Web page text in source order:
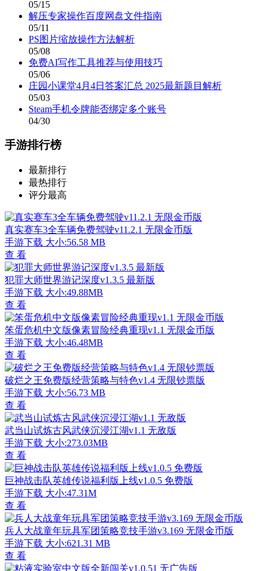
05/15
解压专家操作百度网盘文件指南
05/11
PS图片缩放操作方法解析
05/08
免费AI写作工具推荐与使用技巧
05/06
庄园小课堂4月4日答案汇总 2025最新题目解析
05/03
Steam手机令牌能否绑定多个账号
04/30
手游排行榜
最新排行
最热排行
评分最高
真实赛车3全车辆免费驾驶v11.2.1 无限金币版
手游下载 大小:56.58 MB
查 看
犯罪大师世界游记深度v1.3.5 最新版
手游下载 大小:49.88MB
查 看
笨蛋危机中文版像素冒险经典重现v1.1 无限金币版
手游下载 大小:46.48MB
查 看
破烂之王免费版经营策略与特色v1.4 无限钞票版
手游下载 大小:56.73 MB
查 看
武当山试炼古风武侠沉浸江湖v1.1 无敌版
手游下载 大小:273.03MB
查 看
巨神战击队英雄传说福利版上线v1.0.5 免费版
手游下载 大小:47.31M
查 看
兵人大战童年玩具军团策略竞技手游v3.169 无限金币版
手游下载 大小:621.31 MB
查 看